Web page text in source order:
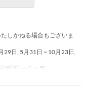
しかねる場合もございま
29日, 5月31日 ~ 10月23日,
ゴリ テラス席